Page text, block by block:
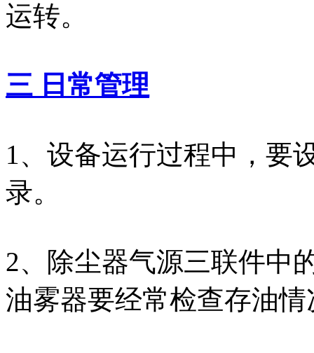
运转。
三 日常管理
1、设备运行过程中，要
录。
2、除尘器气源三联件中
油雾器要经常检查存油